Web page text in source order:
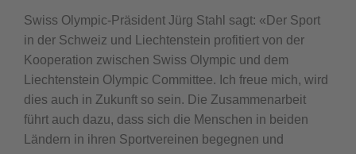
Swiss Olympic-Präsident Jürg Stahl sagt: «Der Sport
in der Schweiz und Liechtenstein profitiert von der
Kooperation zwischen Swiss Olympic und dem
Liechtenstein Olympic Committee. Ich freue mich, wird
dies auch in Zukunft so sein. Die Zusammenarbeit
führt auch dazu, dass sich die Menschen in beiden
Ländern in ihren Sportvereinen begegnen und